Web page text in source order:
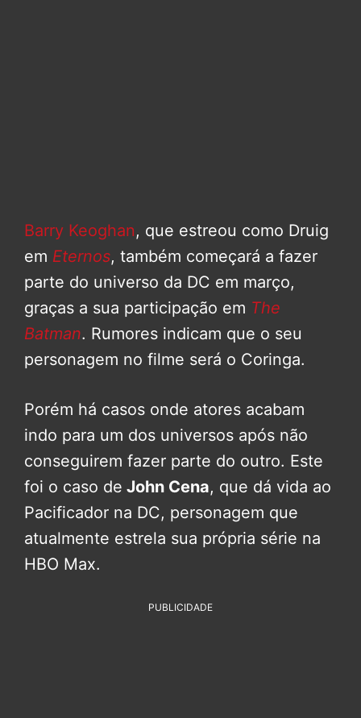
Barry Keoghan, que estreou como Druig
em Eternos, também começará a fazer
parte do universo da DC em março,
graças a sua participação em The
Batman. Rumores indicam que o seu
personagem no filme será o Coringa.
Porém há casos onde atores acabam
indo para um dos universos após não
conseguirem fazer parte do outro. Este
foi o caso de John Cena, que dá vida ao
Pacificador na DC, personagem que
atualmente estrela sua própria série na
HBO Max.
PUBLICIDADE